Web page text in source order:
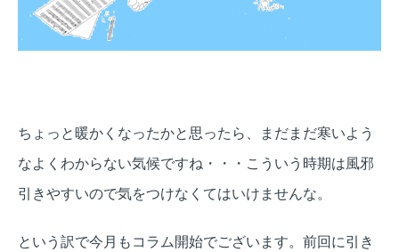
ちょっと暖かくなったかと思ったら、まだまだ寒いよう
なよくわからない気候ですね・・・ こういう時期は風邪
引きやすいので気をつけなくてはいけませんな。
という訳で今月もコラム開始でございます。 前回に引き